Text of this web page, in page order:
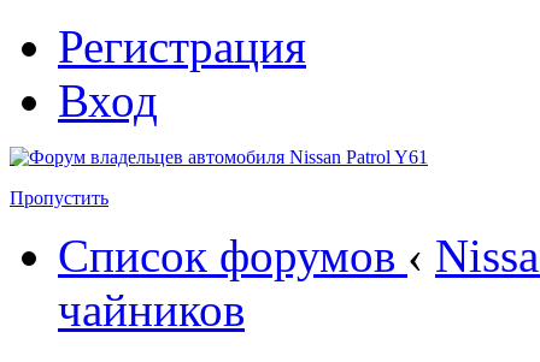
Регистрация
Вход
Пропустить
Список форумов ‹
чайников